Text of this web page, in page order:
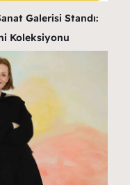
Galerisi Standı:
Koleksiyonu